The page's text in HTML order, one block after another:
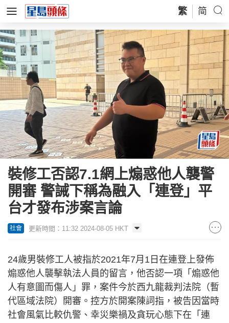
繁 简
裝修工否認7.1網上煽惑他人襲警
開審 警誡下稱為融入「連登」平
台才發布涉案言論
社會 更新時間：11:32 2024-08-05 HKT
24歲男裝修工人被指於2021年7月1日在連登上發佈
煽惑他人襲擊執法人員的留言，他否認一項「煽惑他
人有意圖而傷人」罪，案件今於西九龍裁判法院（暫
代區域法院）開審。控方於開案陳詞指，被告因當時
社會風氣比較仇警、幸災樂禍及貪玩心態下在「連